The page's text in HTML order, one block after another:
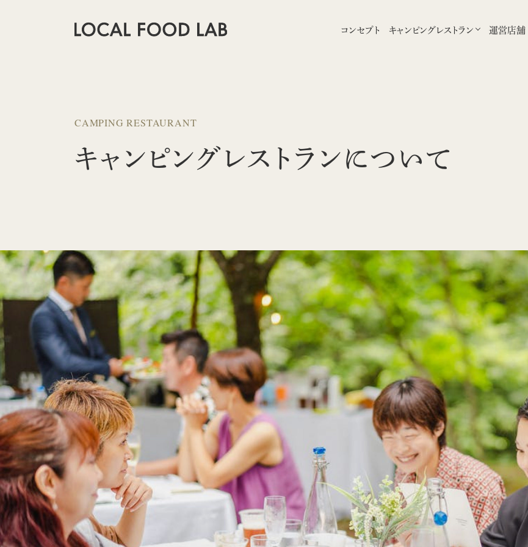
コンセプト キャンピングレストラン 運営店舗
CAMPING RESTAURANT
キャンピングレストランについて